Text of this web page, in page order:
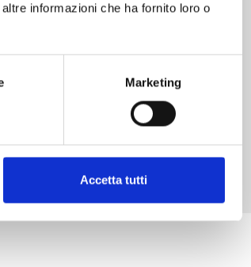
informazioni che ha fornito loro o
Marketing
Accetta tutti